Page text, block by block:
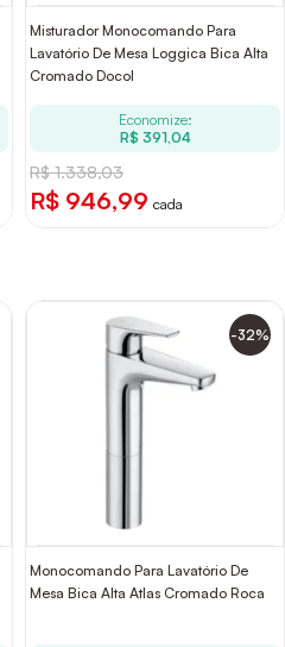
Misturador Monocomando Para
Lavatório De Mesa Loggica Bica Alta
Cromado Docol
Economize:
R$ 391,04
R$ 1.338,03
R$ 946,99 cada
-32%
Monocomando Para Lavatório De
Mesa Bica Alta Atlas Cromado Roca